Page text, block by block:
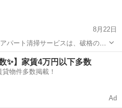
8月22日
パート清掃サービスは、破格の料
。入居前や退去後の空室クリーニ
格 特別価格
ハウスクリーニング 料金
✨】家賃4万円以下多数
貸物件多数掲載！
Ad